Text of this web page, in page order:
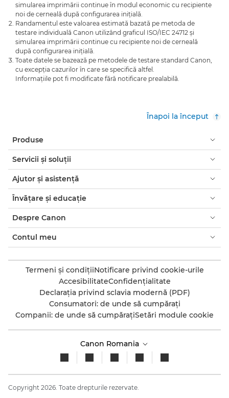
simularea imprimării continue în modul economic cu recipiente
noi de cerneală după configurarea iniţială.
Randamentul este valoarea estimată bazată pe metoda de
testare individuală Canon utilizând graficul ISO/IEC 24712 şi
simularea imprimării continue cu recipiente noi de cerneală
după configurarea iniţială.
Toate datele se bazează pe metodele de testare standard Canon,
cu excepţia cazurilor în care se specifică altfel.
Informaţiile pot fi modificate fără notificare prealabilă.
Înapoi la început
Produse
Servicii şi soluţii
Ajutor şi asistenţă
Învăţare şi educaţie
Despre Canon
Contul meu
Termeni şi condiţiiNotificare privind cookie-urile
AccesibilitateConfidenţialitate
Declaraţia privind sclavia modernă (PDF)
Consumatori: de unde să cumpăraţi
Companii: de unde să cumpăraţiSetări module cookie
Canon Romania
Copyright 2026. Toate drepturile rezervate.